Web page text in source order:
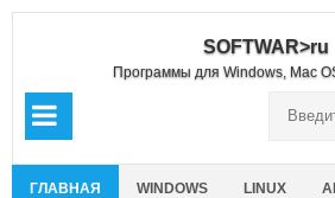
SOFTWAR>ru
Программы для Windows, Mac
ГЛАВНАЯ WINDOWS LINUX